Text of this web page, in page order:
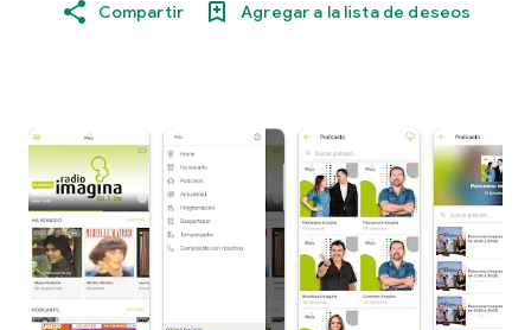
Compartir Agregar a la lista de deseos